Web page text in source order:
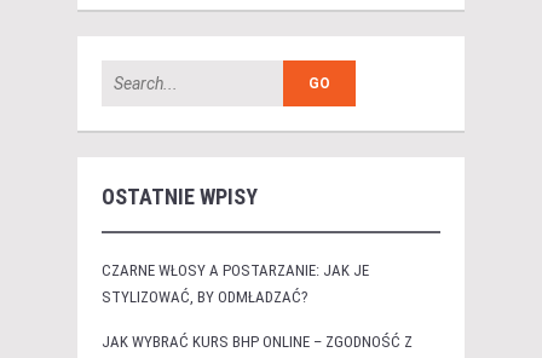
OSTATNIE WPISY
CZARNE WŁOSY A POSTARZANIE: JAK JE
STYLIZOWAĆ, BY ODMŁADZAĆ?
JAK WYBRAĆ KURS BHP ONLINE – ZGODNOŚĆ Z